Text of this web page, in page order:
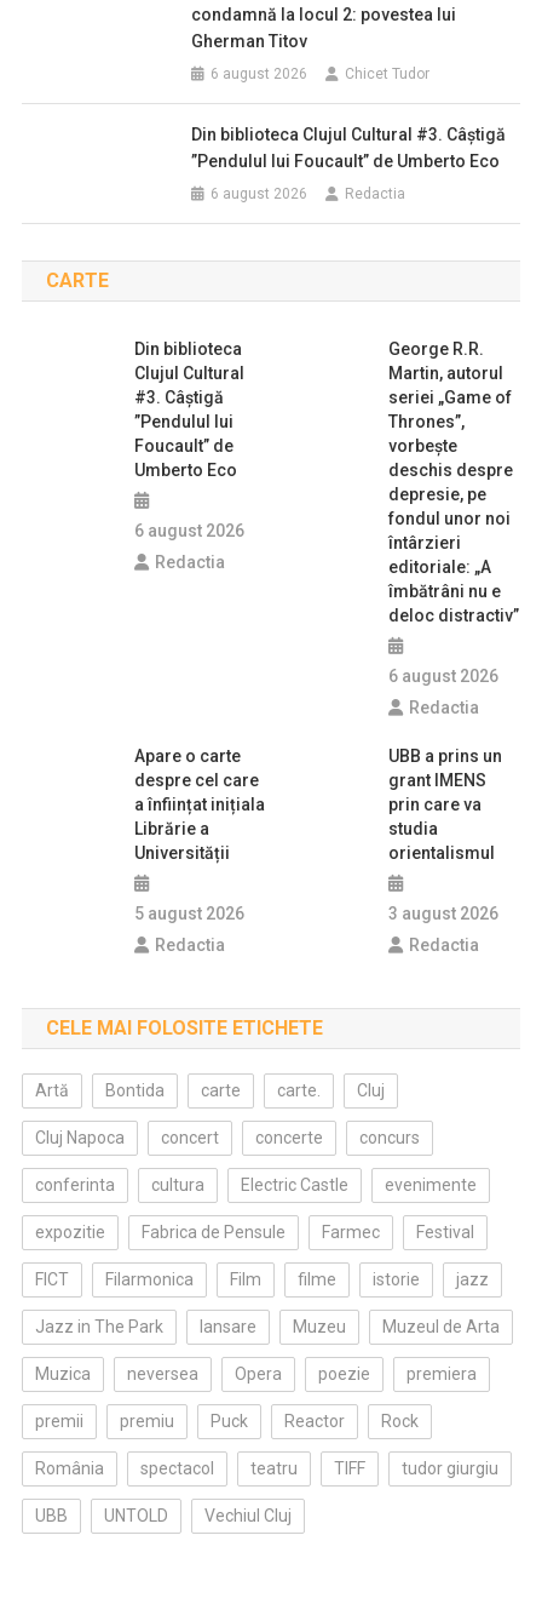
condamnă la locul 2: povestea lui
Gherman Titov
6 august 2026 Chicet Tudor
Din biblioteca Clujul Cultural #3. Câștigă
”Pendulul lui Foucault” de Umberto Eco
6 august 2026 Redactia
CARTE
Din biblioteca
Clujul Cultural
#3. Câștigă
”Pendulul lui
Foucault” de
Umberto Eco
6 august 2026
Redactia
George R.R.
Martin, autorul
seriei „Game of
Thrones”,
vorbeşte
deschis despre
depresie, pe
fondul unor noi
întârzieri
editoriale: „A
îmbătrâni nu e
deloc distractiv”
6 august 2026
Redactia
Apare o carte
despre cel care
a înființat inițiala
Librărie a
Universității
5 august 2026
Redactia
UBB a prins un
grant IMENS
prin care va
studia
orientalismul
3 august 2026
Redactia
CELE MAI FOLOSITE ETICHETE
Artă Bontida carte carte. Cluj
Cluj Napoca concert concerte concurs
conferinta cultura Electric Castle evenimente
expozitie Fabrica de Pensule Farmec Festival
FICT Filarmonica Film filme istorie jazz
Jazz in The Park lansare Muzeu Muzeul de Arta
Muzica neversea Opera poezie premiera
premii premiu Puck Reactor Rock
România spectacol teatru TIFF tudor giurgiu
UBB UNTOLD Vechiul Cluj